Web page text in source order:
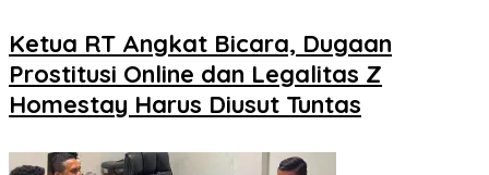
Ketua RT Angkat Bicara, Dugaan
Prostitusi Online dan Legalitas Z
Homestay Harus Diusut Tuntas